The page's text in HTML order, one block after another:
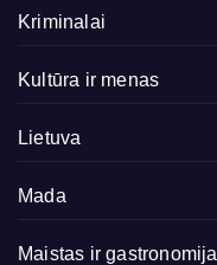
Kriminalai
Kultūra ir menas
Lietuva
Mada
Maistas ir gastronomija